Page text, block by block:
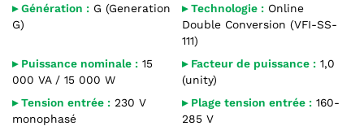
▸ Génération : G (Generation
G)
▸ Technologie : Online
Double Conversion (VFI-SS-
111)
▸ Puissance nominale : 15
000 VA / 15 000 W
▸ Facteur de puissance : 1,0
(unity)
▸ Tension entrée : 230 V
monophasé
▸ Plage tension entrée : 160-
285 V